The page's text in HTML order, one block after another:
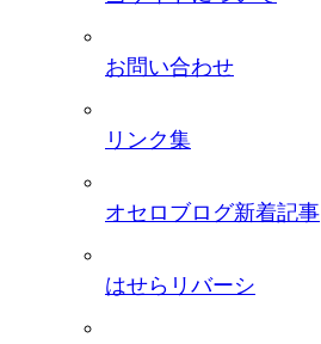
お問い合わせ
リンク集
オセロブログ新着記事
はせらリバーシ